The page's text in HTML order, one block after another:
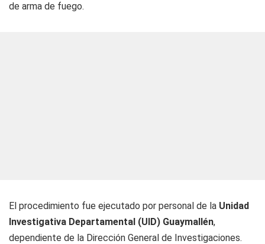
de arma de fuego.
El procedimiento fue ejecutado por personal de la Unidad
Investigativa Departamental (UID) Guaymallén,
dependiente de la Dirección General de Investigaciones.